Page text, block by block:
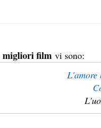
migliori film vi sono:
L'amore